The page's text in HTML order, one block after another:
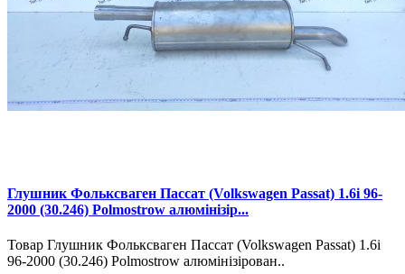
Глушник Фольксваген Пассат (Volkswagen Passat) 1.6i 96-
2000 (30.246) Polmostrow алюмінізір...
Товар Глушник Фольксваген Пассат (Volkswagen Passat) 1.6i
96-2000 (30.246) Polmostrow алюмінізірован..